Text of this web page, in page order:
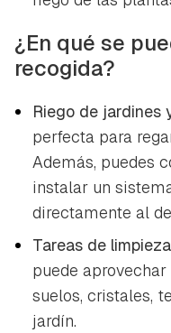
¿En qué se
recogida?
Riego de jardines
perfecta para
Además, puedes
instalar un
directamente al
Tareas de
puede
suelos, cristales,
jardín.